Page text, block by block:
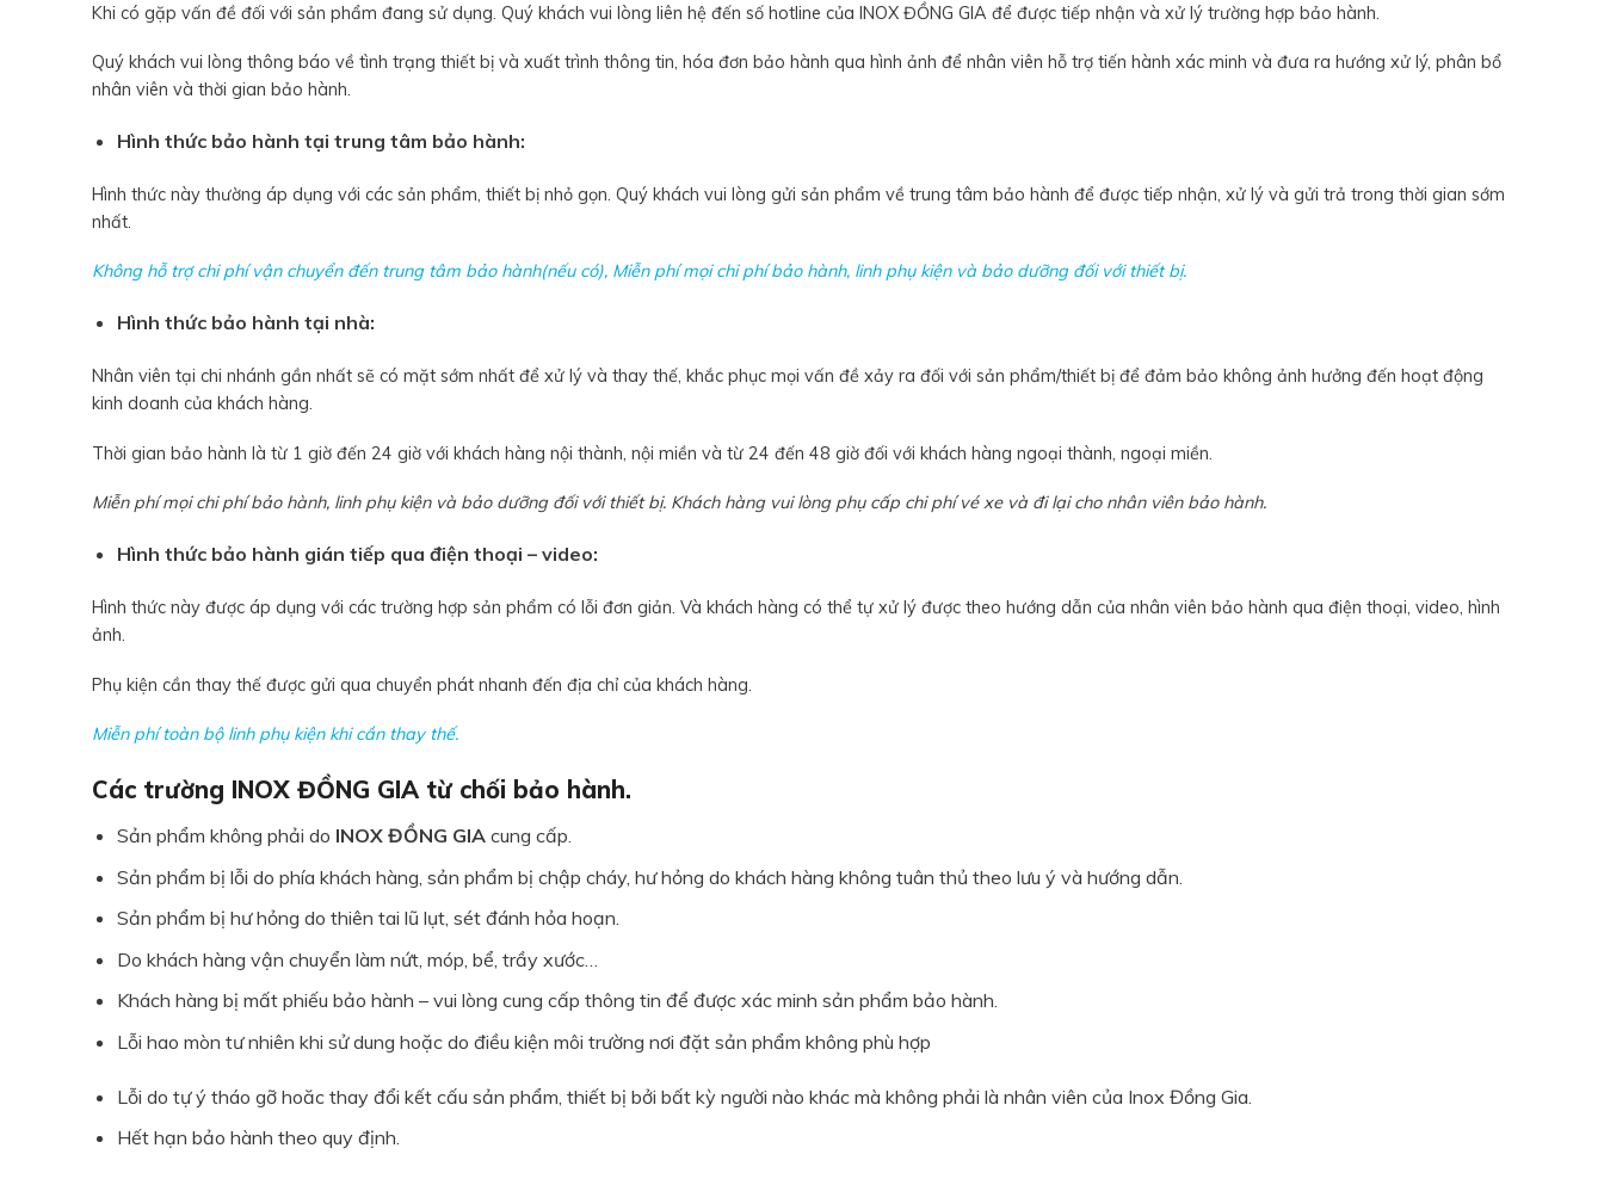
Khi có gặp vấn đề đối với sản phẩm đang sử dụng. Quý khách vui lòng liên hệ đến số hotline của INOX ĐỒNG GIA để được tiếp nhận và xử lý trường hợp bảo hành.
Quý khách vui lòng thông báo về tình trạng thiết bị và xuất trình thông tin, hóa đơn bảo hành qua hình ảnh để nhân viên hỗ trợ tiến hành xác minh và đưa ra hướng xử lý, phân bổ
nhân viên và thời gian bảo hành.
Hình thức bảo hành tại trung tâm bảo hành:
Hình thức này thường áp dụng với các sản phẩm, thiết bị nhỏ gọn. Quý khách vui lòng gửi sản phẩm về trung tâm bảo hành để được tiếp nhận, xử lý và gửi trả trong thời gian sớm
nhất.
Không hỗ trợ chi phí vận chuyển đến trung tâm bảo hành(nếu có), Miễn phí mọi chi phí bảo hành, linh phụ kiện và bảo dưỡng đối với thiết bị.
Hình thức bảo hành tại nhà:
Nhân viên tại chi nhánh gần nhất sẽ có mặt sớm nhất để xử lý và thay thế, khắc phục mọi vấn đề xảy ra đối với sản phẩm/thiết bị để đảm bảo không ảnh hưởng đến hoạt động
kinh doanh của khách hàng.
Thời gian bảo hành là từ 1 giờ đến 24 giờ với khách hàng nội thành, nội miền và từ 24 đến 48 giờ đối với khách hàng ngoại thành, ngoại miền.
Miễn phí mọi chi phí bảo hành, linh phụ kiện và bảo dưỡng đối với thiết bị. Khách hàng vui lòng phụ cấp chi phí vé xe và đi lại cho nhân viên bảo hành.
Hình thức bảo hành gián tiếp qua điện thoại – video:
Hình thức này được áp dụng với các trường hợp sản phẩm có lỗi đơn giản. Và khách hàng có thể tự xử lý được theo hướng dẫn của nhân viên bảo hành qua điện thoại, video, hình
ảnh.
Phụ kiện cần thay thế được gửi qua chuyển phát nhanh đến địa chỉ của khách hàng.
Miễn phí toàn bộ linh phụ kiện khi cần thay thế.
Các trường INOX ĐỒNG GIA từ chối bảo hành.
Sản phẩm không phải do INOX ĐỒNG GIAcung cấp.
Sản phẩm bị lỗi do phía khách hàng, sản phẩm bị chập cháy, hư hỏng do khách hàng không tuân thủ theo lưu ý và hướng dẫn.
Sản phẩm bị hư hỏng do thiên tai lũ lụt, sét đánh hỏa hoạn.
Do khách hàng vận chuyển làm nứt, móp, bể, trầy xước…
Khách hàng bị mất phiếu bảo hành – vui lòng cung cấp thông tin để được xác minh sản phẩm bảo hành.
Lỗi hao mòn tư nhiên khi sử dung hoặc do điều kiện môi trường nơi đặt sản phẩm không phù hợp
Lỗi do tự ý tháo gỡ hoăc thay đổi kết cấu sản phẩm, thiết bị bởi bất kỳ người nào khác mà không phải là nhân viên của Inox Đồng Gia.
Hết hạn bảo hành theo quy định.